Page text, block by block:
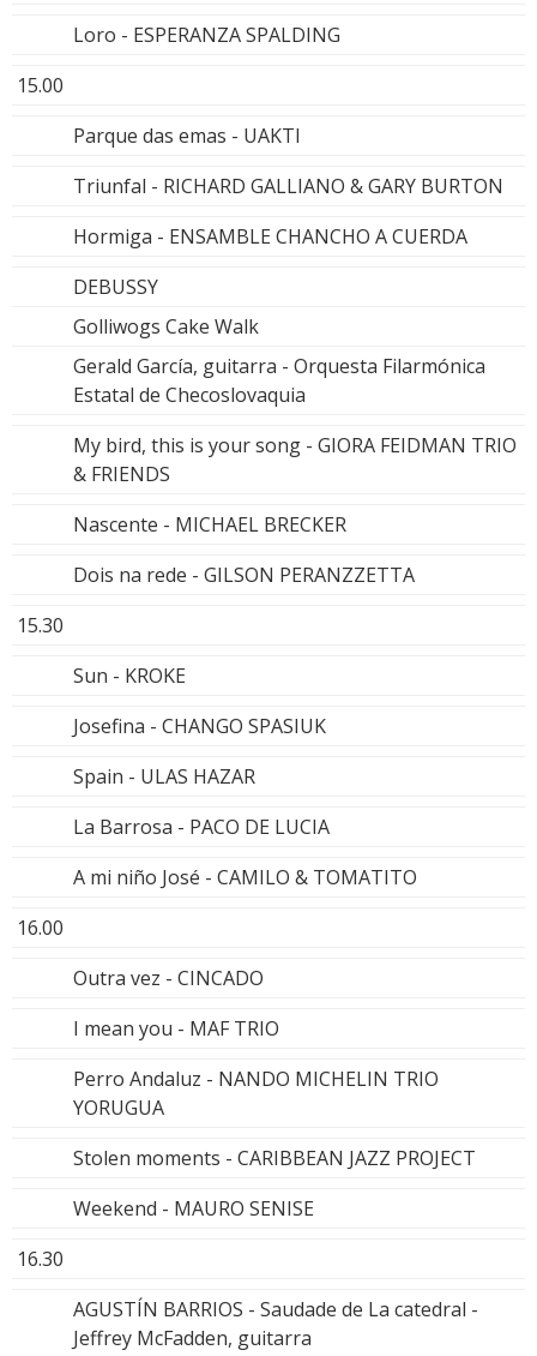
Loro - ESPERANZA SPALDING
15.00
Parque das emas - UAKTI
Triunfal - RICHARD GALLIANO & GARY BURTON
Hormiga - ENSAMBLE CHANCHO A CUERDA
DEBUSSY
Golliwogs Cake Walk
Gerald García, guitarra - Orquesta Filarmónica
Estatal de Checoslovaquia
My bird, this is your song - GIORA FEIDMAN TRIO
& FRIENDS
Nascente - MICHAEL BRECKER
Dois na rede - GILSON PERANZZETTA
15.30
Sun - KROKE
Josefina - CHANGO SPASIUK
Spain - ULAS HAZAR
La Barrosa - PACO DE LUCIA
A mi niño José - CAMILO & TOMATITO
16.00
Outra vez - CINCADO
I mean you - MAF TRIO
Perro Andaluz - NANDO MICHELIN TRIO
YORUGUA
Stolen moments - CARIBBEAN JAZZ PROJECT
Weekend - MAURO SENISE
16.30
AGUSTÍN BARRIOS - Saudade de La catedral -
Jeffrey McFadden, guitarra